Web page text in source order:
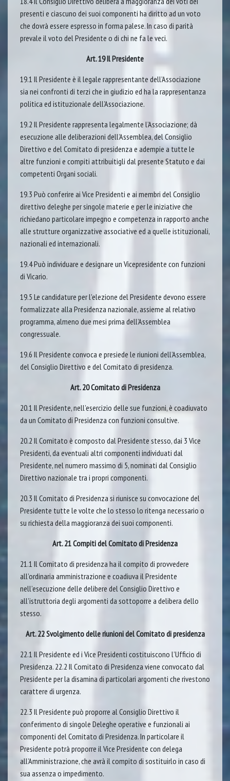
presenti e ciascuno dei suoi componenti ha diritto ad un voto
che dovrà essere espresso in forma palese. In caso di parità
prevale il voto del Presidente o di chi ne fa le veci.
Art. 19 Il Presidente
19.1 Il Presidente è il legale rappresentante dell’Associazione
sia nei confronti di terzi che in giudizio ed ha la rappresentanza
politica ed istituzionale dell’Associazione.
19.2 Il Presidente rappresenta legalmente l’Associazione; dà
esecuzione alle deliberazioni dell’Assemblea, del Consiglio
Direttivo e del Comitato di presidenza e adempie a tutte le
altre funzioni e compiti attribuitigli dal presente Statuto e dai
competenti Organi sociali.
19.3 Può conferire ai Vice Presidenti e ai membri del Consiglio
direttivo deleghe per singole materie e per le iniziative che
richiedano particolare impegno e competenza in rapporto anche
alle strutture organizzative associative ed a quelle istituzionali,
nazionali ed internazionali.
19.4 Può individuare e designare un Vicepresidente con funzioni
di Vicario.
19.5 Le candidature per l’elezione del Presidente devono essere
formalizzate alla Presidenza nazionale, assieme al relativo
programma, almeno due mesi prima dell’Assemblea
congressuale.
19.6 Il Presidente convoca e presiede le riunioni dell’Assemblea,
del Consiglio Direttivo e del Comitato di presidenza.
Art. 20 Comitato di Presidenza
20.1 Il Presidente, nell’esercizio delle sue funzioni, è coadiuvato
da un Comitato di Presidenza con funzioni consultive.
20.2 Il Comitato è composto dal Presidente stesso, dai 3 Vice
Presidenti, da eventuali altri componenti individuati dal
Presidente, nel numero massimo di 5, nominati dal Consiglio
Direttivo nazionale tra i propri componenti.
20.3 Il Comitato di Presidenza si riunisce su convocazione del
Presidente tutte le volte che lo stesso lo ritenga necessario o
su richiesta della maggioranza dei suoi componenti.
Art. 21 Compiti del Comitato di Presidenza
21.1 Il Comitato di presidenza ha il compito di provvedere
all’ordinaria amministrazione e coadiuva il Presidente
nell’esecuzione delle delibere del Consiglio Direttivo e
all’istruttoria degli argomenti da sottoporre a delibera dello
stesso.
Art. 22 Svolgimento delle riunioni del Comitato di presidenza
22.1 Il Presidente ed i Vice Presidenti costituiscono l’Ufficio di
Presidenza. 22.2 Il Comitato di Presidenza viene convocato dal
Presidente per la disamina di particolari argomenti che rivestono
carattere di urgenza.
22.3 Il Presidente può proporre al Consiglio Direttivo il
conferimento di singole Deleghe operative e funzionali ai
componenti del Comitato di Presidenza. In particolare il
Presidente potrà proporre il Vice Presidente con delega
all’Amministrazione, che avrà il compito di sostituirlo in caso di
sua assenza o impedimento.